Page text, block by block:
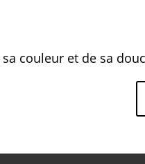
couleur et de sa